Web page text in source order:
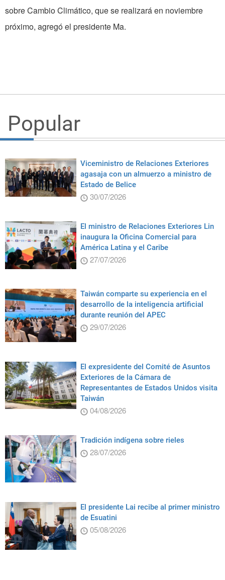
sobre Cambio Climático, que se realizará en noviembre
próximo, agregó el presidente Ma.
Popular
Viceministro de Relaciones Exteriores
agasaja con un almuerzo a ministro de
Estado de Belice
30/07/2026
El ministro de Relaciones Exteriores Lin
inaugura la Oficina Comercial para
América Latina y el Caribe
27/07/2026
Taiwán comparte su experiencia en el
desarrollo de la inteligencia artificial
durante reunión del APEC
29/07/2026
El expresidente del Comité de Asuntos
Exteriores de la Cámara de
Representantes de Estados Unidos visita
Taiwán
04/08/2026
Tradición indígena sobre rieles
28/07/2026
El presidente Lai recibe al primer ministro
de Esuatini
05/08/2026